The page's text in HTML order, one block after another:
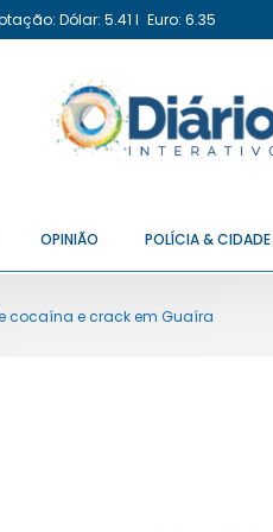
Dólar: 5.41 I Euro: 6.35
OPINIÃO POLÍCIA & CIDADE
cocaína e crack em Guaíra